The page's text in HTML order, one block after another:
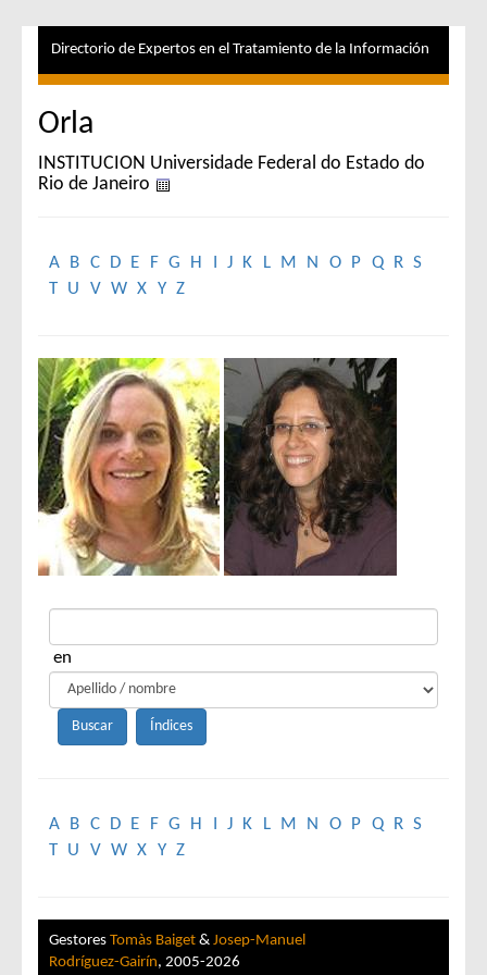
Directorio de Expertos en el Tratamiento de la Información
Orla
INSTITUCION Universidade Federal do Estado do
Rio de Janeiro
A B C D E F G H J K L M N O P Q R S
T U V W X Y Z
en
A B C D E F G H J K L M N O P Q R S
T U V W X Y Z
Gestores Tomàs Baiget & Josep-Manuel
Rodríguez-Gairín, 2005-2026